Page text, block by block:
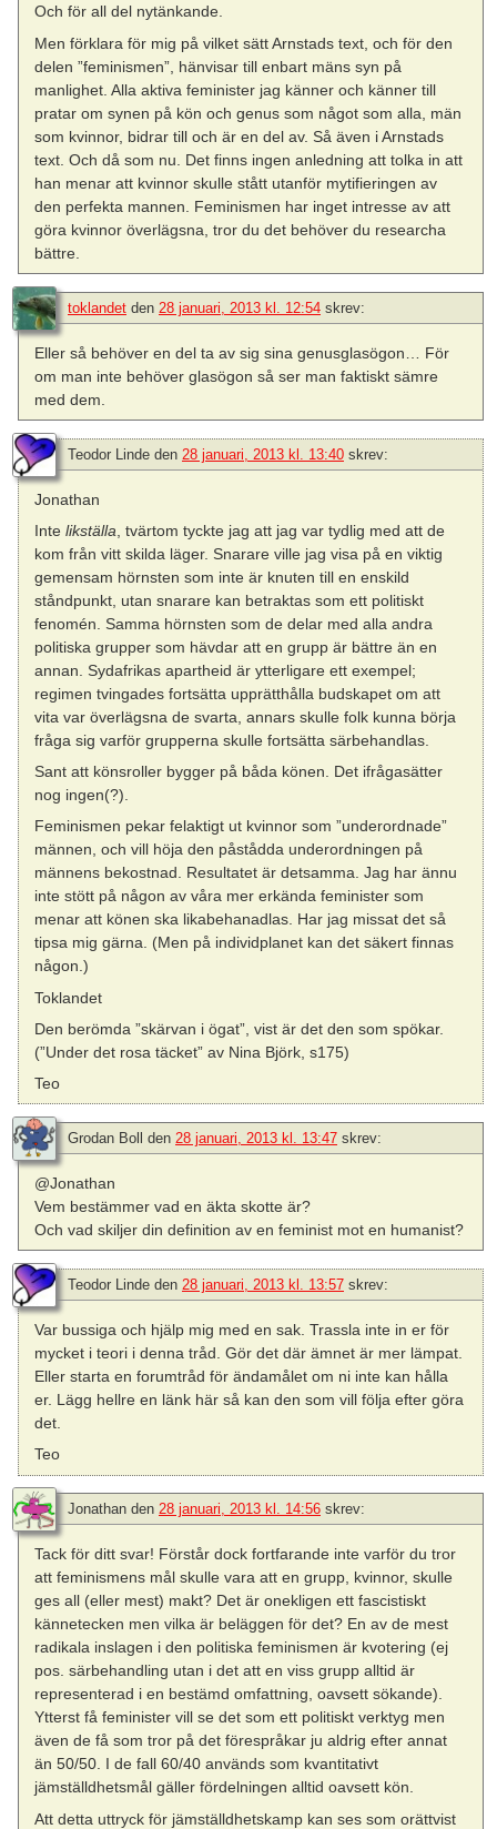
Och för all del nytänkande.
Men förklara för mig på vilket sätt Arnstads text, och för den
delen ”feminismen”, hänvisar till enbart mäns syn på
manlighet. Alla aktiva feminister jag känner och känner till
pratar om synen på kön och genus som något som alla, män
som kvinnor, bidrar till och är en del av. Så även i Arnstads
text. Och då som nu. Det finns ingen anledning att tolka in att
han menar att kvinnor skulle stått utanför mytifieringen av
den perfekta mannen. Feminismen har inget intresse av att
göra kvinnor överlägsna, tror du det behöver du researcha
bättre.
toklandet den 28 januari, 2013 kl. 12:54 skrev:
Eller så behöver en del ta av sig sina genusglasögon… För
om man inte behöver glasögon så ser man faktiskt sämre
med dem.
Teodor Linde den 28 januari, 2013 kl. 13:40 skrev:
Jonathan
Intelikställa , tvärtom tyckte jag att jag var tydlig med att de
kom från vitt skilda läger. Snarare ville jag visa på en viktig
gemensam hörnsten som inte är knuten till en enskild
ståndpunkt, utan snarare kan betraktas som ett politiskt
fenomén. Samma hörnsten som de delar med alla andra
politiska grupper som hävdar att en grupp är bättre än en
annan. Sydafrikas apartheid är ytterligare ett exempel;
regimen tvingades fortsätta upprätthålla budskapet om att
vita var överlägsna de svarta, annars skulle folk kunna börja
fråga sig varför grupperna skulle fortsätta särbehandlas.
Sant att könsroller bygger på båda könen. Det ifrågasätter
nog ingen(?).
Feminismen pekar felaktigt ut kvinnor som ”underordnade”
männen, och vill höja den påstådda underordningen på
männens bekostnad. Resultatet är detsamma. Jag har ännu
inte stött på någon av våra mer erkända feminister som
menar att könen ska likabehanadlas. Har jag missat det så
tipsa mig gärna. (Men på individplanet kan det säkert finnas
någon.)
Toklandet
Den berömda ”skärvan i ögat”, vist är det den som spökar.
(”Under det rosa täcket” av Nina Björk, s175)
Teo
Grodan Boll den 28 januari, 2013 kl. 13:47 skrev:
@Jonathan
Vem bestämmer vad en äkta skotte är?
Och vad skiljer din definition av en feminist mot en humanist?
Teodor Linde den 28 januari, 2013 kl. 13:57 skrev:
Var bussiga och hjälp mig med en sak. Trassla inte in er för
mycket i teori i denna tråd. Gör det där ämnet är mer lämpat.
Eller starta en forumtråd för ändamålet om ni inte kan hålla
er. Lägg hellre en länk här så kan den som vill följa efter göra
det.
Teo
Jonathan den 28 januari, 2013 kl. 14:56 skrev:
Tack för ditt svar! Förstår dock fortfarande inte varför du tror
att feminismens mål skulle vara att en grupp, kvinnor, skulle
ges all (eller mest) makt? Det är onekligen ett fascistiskt
kännetecken men vilka är beläggen för det? En av de mest
radikala inslagen i den politiska feminismen är kvotering (ej
pos. särbehandling utan i det att en viss grupp alltid är
representerad i en bestämd omfattning, oavsett sökande).
Ytterst få feminister vill se det som ett politiskt verktyg men
även de få som tror på det förespråkar ju aldrig efter annat
än 50/50. I de fall 60/40 används som kvantitativt
jämställdhetsmål gäller fördelningen alltid oavsett kön.
Att detta uttryck för jämställdhetskamp kan ses som orättvist